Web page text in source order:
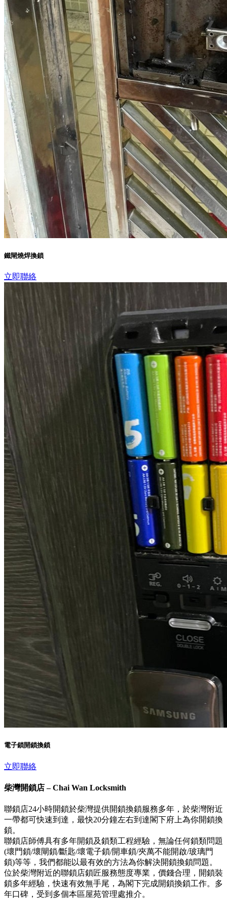
鐵閘燒焊換鎖
立即聯絡
電子鎖開鎖換鎖
立即聯絡
柴灣開鎖店 – Chai Wan Locksmith
聯鎖店24小時開鎖於柴灣提供開鎖換鎖服務多年，於柴灣附近
一帶都可快速到達，最快20分鐘左右到達閣下府上為你開鎖換
鎖。
聯鎖店師傅具有多年開鎖及鎖類工程經驗，無論任何鎖類問題
(壞門鎖/壞閘鎖/斷匙/壞電子鎖/開車鎖/夾萬不能開啟/玻璃門
鎖)等等，我們都能以最有效的方法為你解決開鎖換鎖問題。
位於柴灣附近的聯鎖店鎖匠服務態度專業，價錢合理，開鎖裝
鎖多年經驗，快速有效無手尾，為閣下完成開鎖換鎖工作。多
年口碑，受到多個本區屋苑管理處推介。